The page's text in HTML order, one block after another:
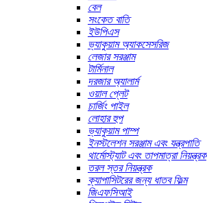
বেল
সংকেত বাতি
ইউপিএস
ভ্যাকুয়াম অ্যাকসেসরিজ
লেজার সরঞ্জাম
টার্মিনাল
দরজার অ্যালার্ম
ওয়াল প্লেট
চার্জিং পাইল
লোহার হুপ
ভ্যাকুয়াম পাম্প
ইনস্টলেশন সরঞ্জাম এবং যন্ত্রপাতি
থার্মোস্ট্যাট এবং তাপমাত্রা নিয়ন্ত্রক
তরল স্তর নিয়ন্ত্রক
ক্যাপাসিটরের জন্য ধাতব ফিল্ম
জিএফসিআই